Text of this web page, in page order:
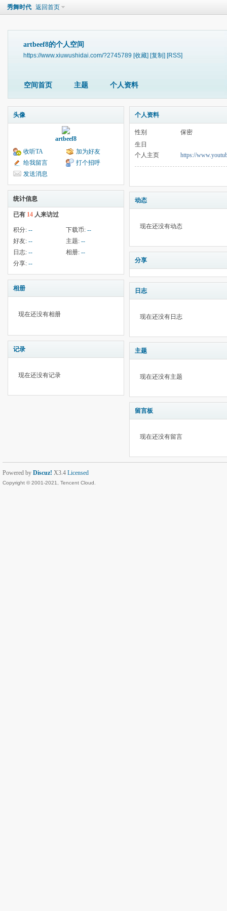
秀舞时代 返回首页
artbeef8的个人空间
https://www.xiuwushidai.com/?2745789 [收藏] [复制] [RSS]
空间首页 主题 个人资料
头像
artbeef8
收听TA
加为好友
给我留言
打个招呼
发送消息
统计信息
已有 14 人来访过
积分: -- 下载币: --
好友: -- 主题: --
日志: -- 相册: --
分享: --
相册
现在还没有相册
记录
现在还没有记录
个人资料
性别
保密
生日
个人主页
https://
动态
现在还没有动态
分享
日志
现在还没有日志
主题
现在还没有主题
留言板
现在还没有留言
Powered by Discuz! X3.4 Licensed
Copyright © 2001-2021, Tencent Cloud.